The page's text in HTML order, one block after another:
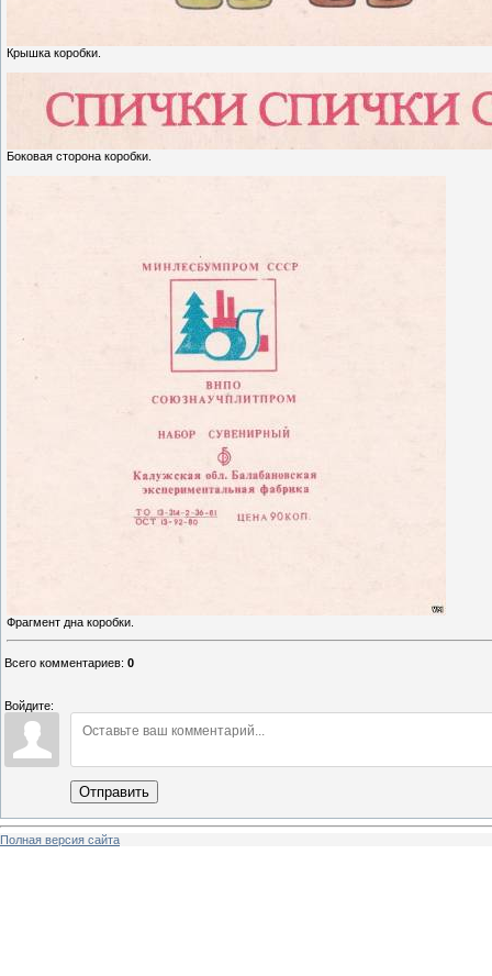
Крышка коробки.
Боковая сторона коробки.
Фрагмент дна коробки.
Всего комментариев: 0
Войдите:
Отправить
Полная версия сайта